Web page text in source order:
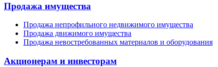
Продажа имущества
Продажа непрофильного недвижимого имущества
Продажа движимого имущества
Продажа невостребованных материалов и оборудования
Акционерам и инвесторам